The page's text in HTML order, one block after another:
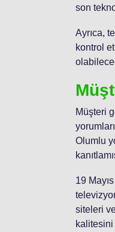
son
Ayrıca,
kontrol
Müşteri
Olumlu
19
siteleri